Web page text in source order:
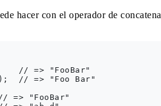
hacer con el operador de
// => "FooBar"
// => "Foo Bar"
"FooBar"